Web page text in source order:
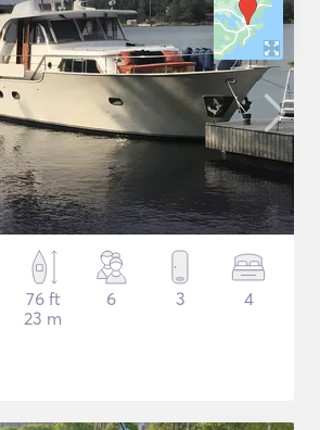
76 ft
23 m
6 3 4